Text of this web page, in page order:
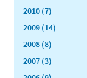
2010 (7)
2009 (14)
2008 (8)
2007 (3)